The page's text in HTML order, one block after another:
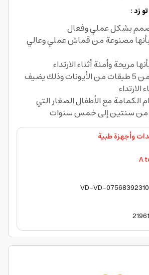
زد :
بشكل عملي وفعال
بأنها مصنوعة من قماش عملي وعالي
مريحة وأمنة أثناء الارتداء
تتألف الكمامة من 5 طبقات من الأيونات وذلك يضيف
الارتداء
الكمامة مع الأطفال الصغار التي
من سنتين إلى خمس سنوات
وأجهزة طبية
A
VD-VD-